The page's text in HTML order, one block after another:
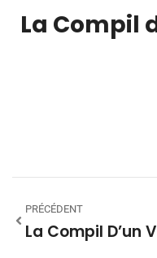
La Compil
PRÉCÉDENT